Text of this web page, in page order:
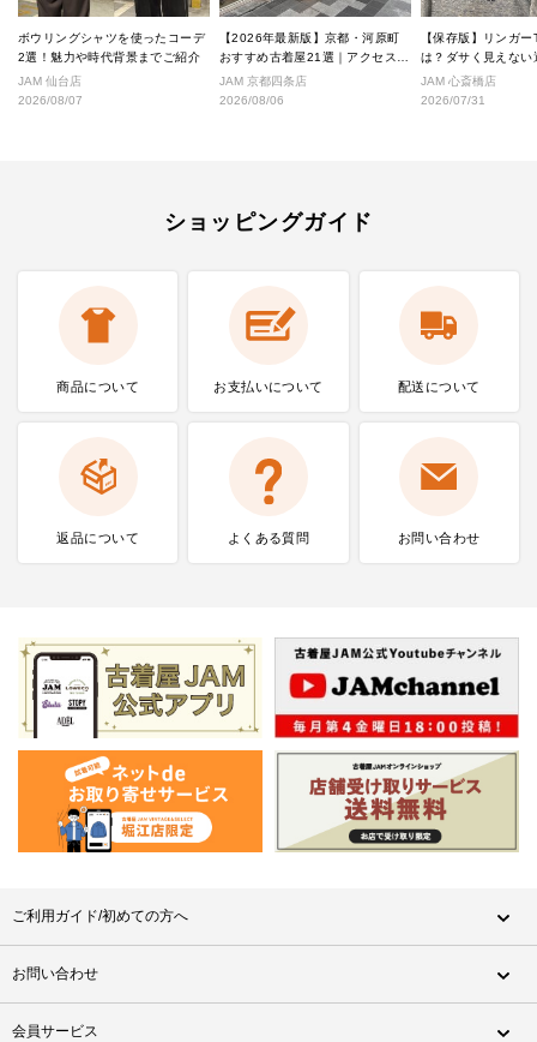
ボウリングシャツを使ったコーデ
2選！魅力や時代背景までご紹介
JAM 仙台店
2026/08/07
【2026年最新版】京都・河原町
おすすめ古着屋21選｜アクセス良
好な絶対行くべきショップ厳選！
JAM 京都四条店
2026/08/06
【保存版】リンガ
は？ダサく見えない
なし完全ガイド
JAM 心斎橋店
2026/07/31
ショッピングガイド
商品について お支払いについて 配送について
返品について よくある質問 お問い合わせ
ご利用ガイド/初めての方へ
お問い合わせ
会員サービス